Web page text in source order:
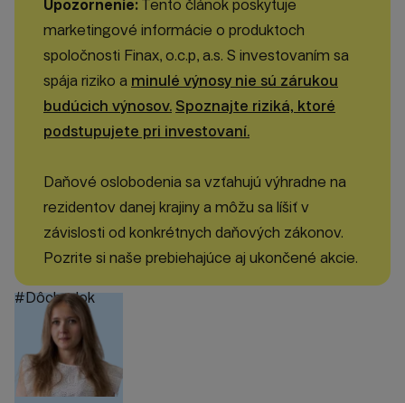
Upozornenie: Tento článok poskytuje
marketingové informácie o produktoch
spoločnosti Finax, o.c.p, a.s. S investovaním sa
spája riziko a minulé výnosy nie sú zárukou
budúcich výnosov. Spoznajte riziká, ktoré
podstupujete pri investovaní.
Daňové oslobodenia sa vzťahujú výhradne na
rezidentov danej krajiny a môžu sa líšiť v
závislosti od konkrétnych daňových zákonov.
Pozrite si naše prebiehajúce aj ukončené akcie.
#Dôchodok